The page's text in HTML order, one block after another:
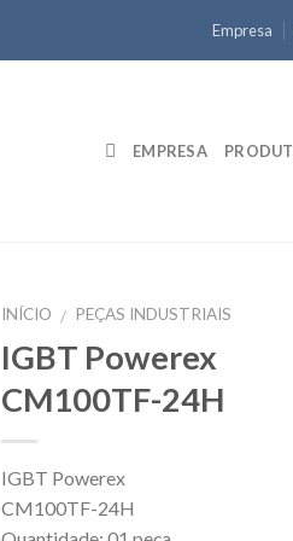
Empresa
EMPRESA
INÍCIO / PEÇAS INDUSTRIAIS
IGBT Powerex
CM100TF-24H
IGBT Powerex
CM100TF-24H